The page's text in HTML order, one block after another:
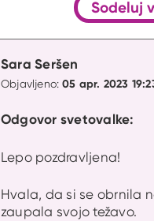
Sodeluj
Sara Seršen
Objavljeno:05 apr. 2023
Odgovor svetovalke:
Lepo pozdravljena!
Hvala, da si se obrnila
zaupala svojo težavo.